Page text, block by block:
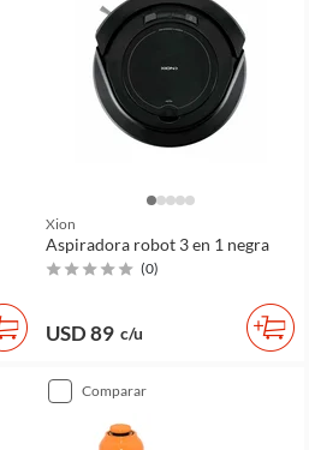
Xion
Aspiradora robot 3 en 1 negra
(0)
USD 89 c/u
comparar